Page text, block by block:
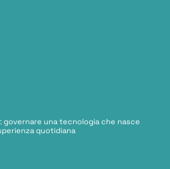
governare una tecnologia che nasce
quotidiana